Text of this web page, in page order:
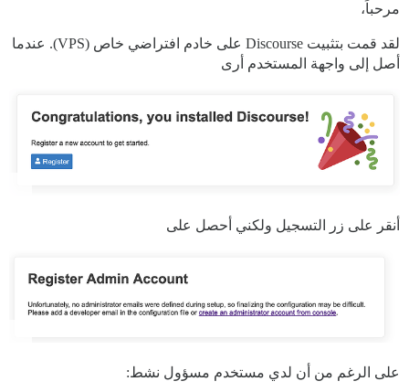
مرحباً،
لقد قمت بتثبيت Discourse على خادم افتراضي خاص (VPS). عندما
أصل إلى واجهة المستخدم أرى
أنقر على زر التسجيل ولكني أحصل على
على الرغم من أن لدي مستخدم مسؤول نشط: